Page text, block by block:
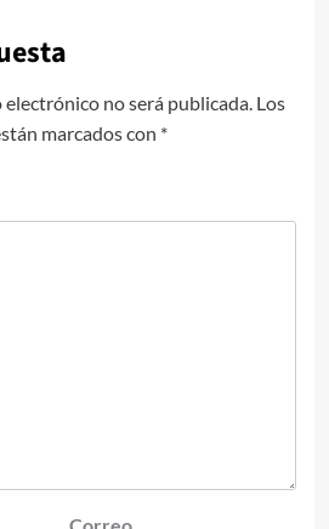
no será publicada. Los
marcados con *
Correo